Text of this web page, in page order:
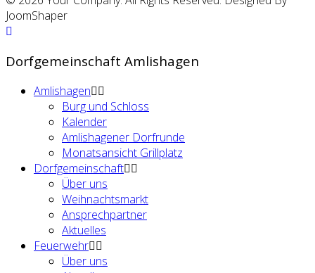
JoomShaper
Dorfgemeinschaft Amlishagen
Amlishagen
Burg und Schloss
Kalender
Amlishagener Dorfrunde
Monatsansicht Grillplatz
Dorfgemeinschaft
Über uns
Weihnachtsmarkt
Ansprechpartner
Aktuelles
Feuerwehr
Über uns